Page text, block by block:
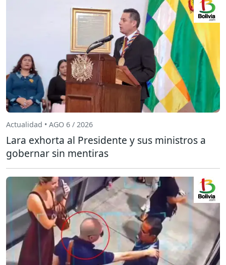
Actualidad • AGO 6 / 2026
Lara exhorta al Presidente y sus ministros a
gobernar sin mentiras